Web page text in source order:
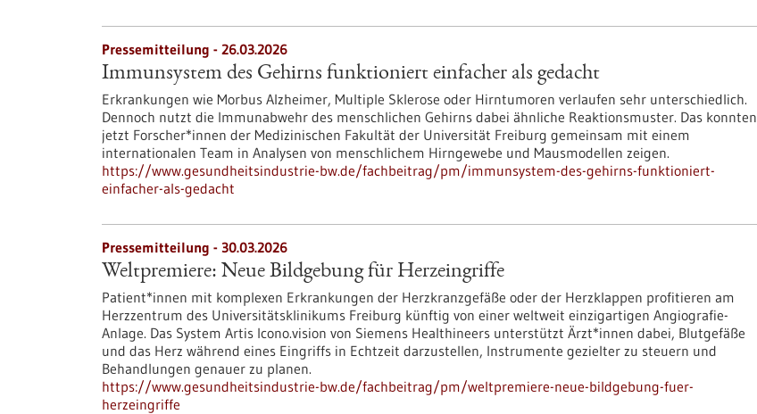
Pressemitteilung - 26.03.2026
Immunsystem des Gehirns funktioniert einfacher als gedacht
Erkrankungen wie Morbus Alzheimer, Multiple Sklerose oder Hirntumoren verlaufen sehr unterschiedlich.
Dennoch nutzt die Immunabwehr des menschlichen Gehirns dabei ähnliche Reaktionsmuster. Das konnten
jetzt Forscher*innen der Medizinischen Fakultät der Universität Freiburg gemeinsam mit einem
internationalen Team in Analysen von menschlichem Hirngewebe und Mausmodellen zeigen.
https://www.gesundheitsindustrie-bw.de/fachbeitrag/pm/immunsystem-des-gehirns-funktioniert-
einfacher-als-gedacht
Pressemitteilung - 30.03.2026
Weltpremiere: Neue Bildgebung für Herzeingriffe
Patient*innen mit komplexen Erkrankungen der Herzkranzgefäße oder der Herzklappen profitieren am
Herzzentrum des Universitätsklinikums Freiburg künftig von einer weltweit einzigartigen Angiografie-
Anlage. Das System Artis Icono.vision von Siemens Healthineers unterstützt Ärzt*innen dabei, Blutgefäße
und das Herz während eines Eingriffs in Echtzeit darzustellen, Instrumente gezielter zu steuern und
Behandlungen genauer zu planen.
https://www.gesundheitsindustrie-bw.de/fachbeitrag/pm/weltpremiere-neue-bildgebung-fuer-
herzeingriffe